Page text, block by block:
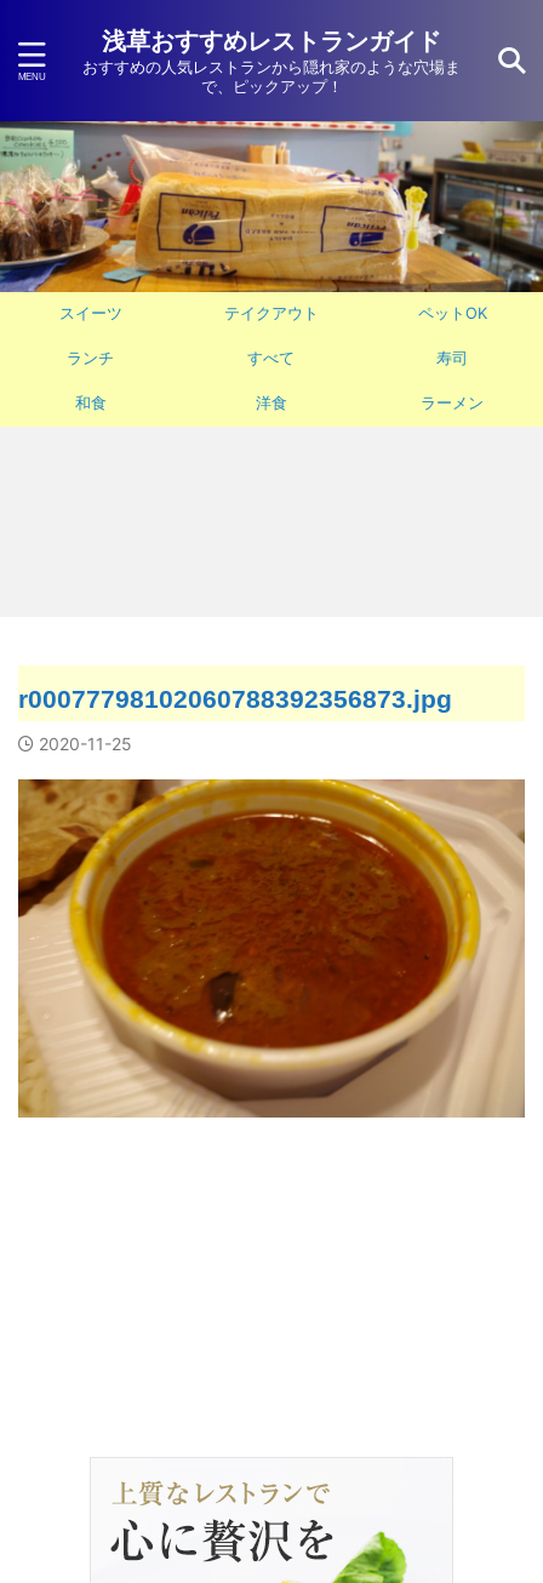
浅草おすすめレストランガイド
おすすめの人気レストランから隠れ家のような穴場ま
で、ピックアップ！
スイーツ テイクアウト ペットOK
ランチ すべて 寿司
和食 洋食 ラーメン
r00077798102060788392356873.jpg
2020-11-25